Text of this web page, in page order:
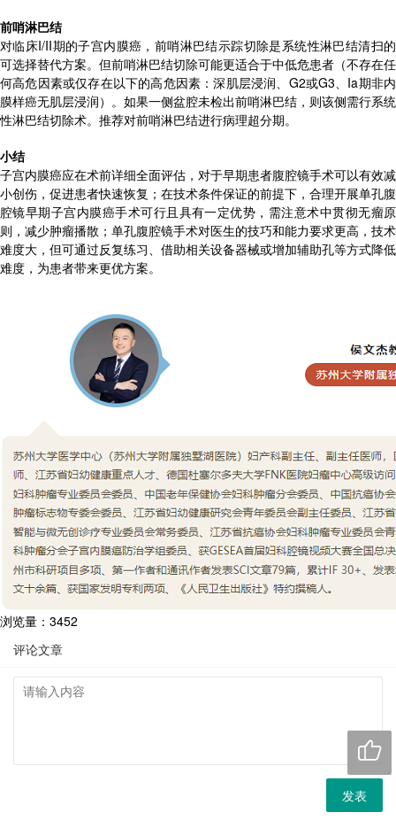
前哨淋巴结
对临床I/II期的子宫内膜癌，前哨淋巴结示踪切除是系统性淋巴结清扫的
可选择替代方案。但前哨淋巴结切除可能更适合于中低危患者（不存在任
何高危因素或仅存在以下的高危因素：深肌层浸润、G2或G3、Ia期非内
膜样癌无肌层浸润）。如果一侧盆腔未检出前哨淋巴结，则该侧需行系统
性淋巴结切除术。推荐对前哨淋巴结进行病理超分期。
小结
子宫内膜癌应在术前详细全面评估，对于早期患者腹腔镜手术可以有效减
小创伤，促进患者快速恢复；在技术条件保证的前提下，合理开展单孔腹
腔镜早期子宫内膜癌手术可行且具有一定优势，需注意术中贯彻无瘤原
则，减少肿瘤播散；单孔腹腔镜手术对医生的技巧和能力要求更高，技术
难度大，但可通过反复练习、借助相关设备器械或增加辅助孔等方式降低
难度，为患者带来更优方案。
浏览量：3452
评论文章
发表
